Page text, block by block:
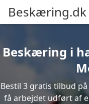
Beskæring.dk
Beskæring i
Bestil 3 gratis tilbud
få arbejdet udført af